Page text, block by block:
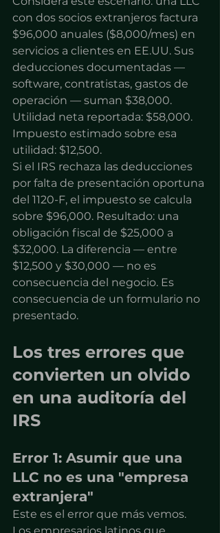
con dos socios extranjeros factura
$96,000 anuales ($8,000/mes) en
servicios a clientes en EE.UU. Sus
deducciones documentadas —
software, contratistas, gastos de
operación — suman $38,000.
Utilidad neta reportada: $58,000.
Impuesto estimado sobre esa
utilidad: $12,500.
Si el IRS rechaza las deducciones
por falta de presentación oportuna
del 1120-F, el impuesto se calcula
sobre $96,000. Resultado: una
obligación fiscal de $25,000 a
$32,000. La diferencia — entre
$12,500 y $30,000 — no es
consecuencia del negocio. Es
consecuencia de un formulario no
presentado.
Los tres errores que
convierten un olvido
en una auditoría del
IRS
Error 1: Asumir que una
LLC no es una "empresa
extranjera"
Este es el error que más vemos.